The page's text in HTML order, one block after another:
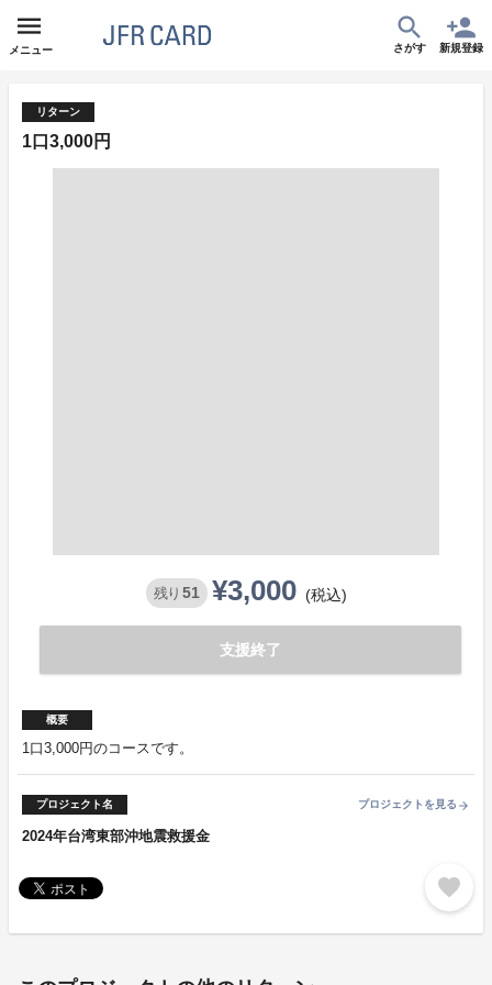
メニュー さがす 新規登録
リターン
1口3,000円
残り 51 ¥3,000 (税込)
支援終了
概要
1口3,000円のコースです。
プロジェクト名 プロジェクトを見る arrow_forward
2024年台湾東部沖地震救援金
favorite